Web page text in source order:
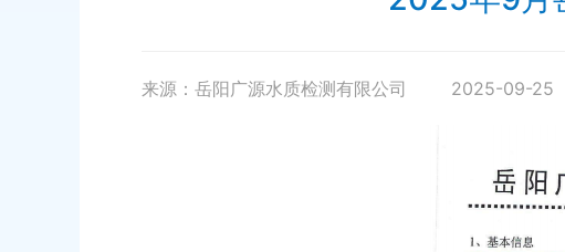
来源：岳阳广源水质检测有限公司 2025-09-25